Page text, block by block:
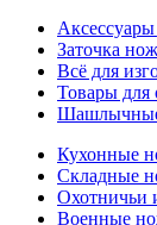
Заточка
Всё для
Товары для
Шашлычные
Кухонные
Складные
Охотничьи
Военные